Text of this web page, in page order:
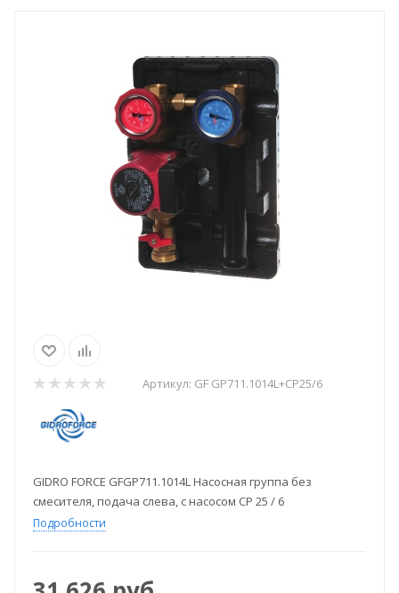
Артикул: GF GP711.1014L+CP25/6
GIDRO FORCE GFGP711.1014L Насосная группа без
смесителя, подача слева, с насосом CP 25 / 6
Подробности